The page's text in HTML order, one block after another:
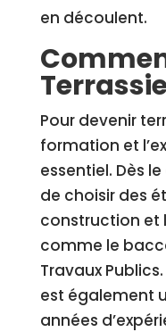
en découlent.
Pour devenir
formation et
essentiel. Dès
de choisir des
construction et
comme le
Travaux
est également
années